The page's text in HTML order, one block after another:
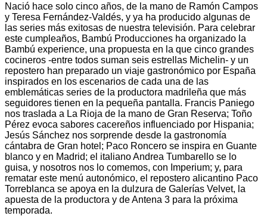
Nació hace solo cinco años, de la mano de Ramón Campos
y Teresa Fernández-Valdés, y ya ha producido algunas de
las series más exitosas de nuestra televisión. Para celebrar
este cumpleaños, Bambú Producciones ha organizado la
Bambú experience, una propuesta en la que cinco grandes
cocineros -entre todos suman seis estrellas Michelin- y un
repostero han preparado un viaje gastronómico por España
inspirados en los escenarios de cada una de las
emblemáticas series de la productora madrileña que más
seguidores tienen en la pequeña pantalla. Francis Paniego
nos traslada a La Rioja de la mano de Gran Reserva; Toño
Pérez evoca sabores cacereños influenciado por Hispania;
Jesús Sánchez nos sorprende desde la gastronomía
cántabra de Gran hotel; Paco Roncero se inspira en Guante
blanco y en Madrid; el italiano Andrea Tumbarello se lo
guisa, y nosotros nos lo comemos, con Imperium; y, para
rematar este menú autonómico, el repostero alicantino Paco
Torreblanca se apoya en la dulzura de Galerías Velvet, la
apuesta de la productora y de Antena 3 para la próxima
temporada.